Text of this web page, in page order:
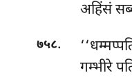
अहिंसं
७५८.
गम्भीरे